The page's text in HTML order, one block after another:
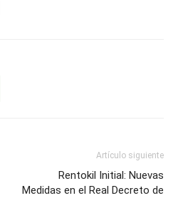
Artículo siguiente
Rentokil Initial: Nuevas
Medidas en el Real Decreto de